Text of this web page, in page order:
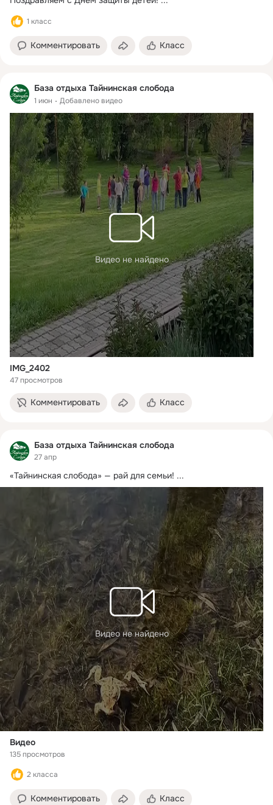
1 класс
Комментировать Класс
База отдыха Тайнинская слобода
1 июн Добавлено видео
Видео не найдено
IMG_2402
47 просмотров
Комментировать Класс
База отдыха Тайнинская слобода
27 апр
«Тайнинская слобода» — рай для семьи! ...
Видео не найдено
Видео
135 просмотров
2 класса
Комментировать Класс